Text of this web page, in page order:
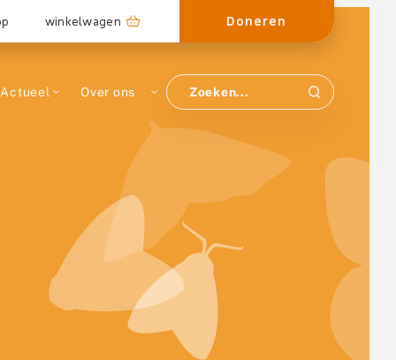
winkelwagen Doneren
Actueel Over ons